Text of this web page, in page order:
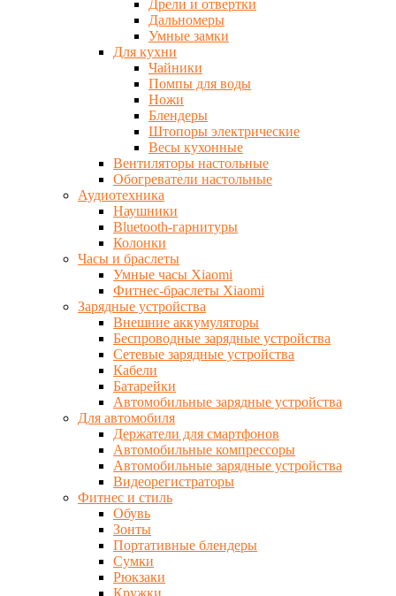
Дрели и отвертки
Дальномеры
Умные замки
Для кухни
Чайники
Помпы для воды
Ножи
Блендеры
Штопоры электрические
Весы кухонные
Вентиляторы настольные
Обогреватели настольные
Аудиотехника
Наушники
Bluetooth-гарнитуры
Колонки
Часы и браслеты
Умные часы Xiaomi
Фитнес-браслеты Xiaomi
Зарядные устройства
Внешние аккумуляторы
Беспроводные зарядные устройства
Сетевые зарядные устройства
Кабели
Батарейки
Автомобильные зарядные устройства
Для автомобиля
Держатели для смартфонов
Автомобильные компрессоры
Автомобильные зарядные устройства
Видеорегистраторы
Фитнес и стиль
Обувь
Зонты
Портативные блендеры
Сумки
Рюкзаки
Кружки